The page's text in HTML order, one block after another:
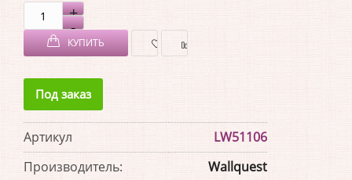
КУПИТЬ
Под заказ
Артикул
LW51106
Производитель:
Wallquest